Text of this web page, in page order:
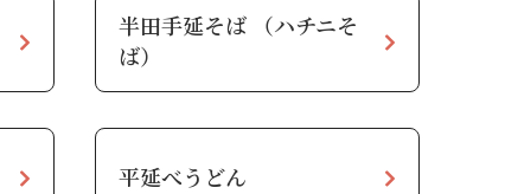
半田手延そば （ハチニそ
ば）
平延べうどん